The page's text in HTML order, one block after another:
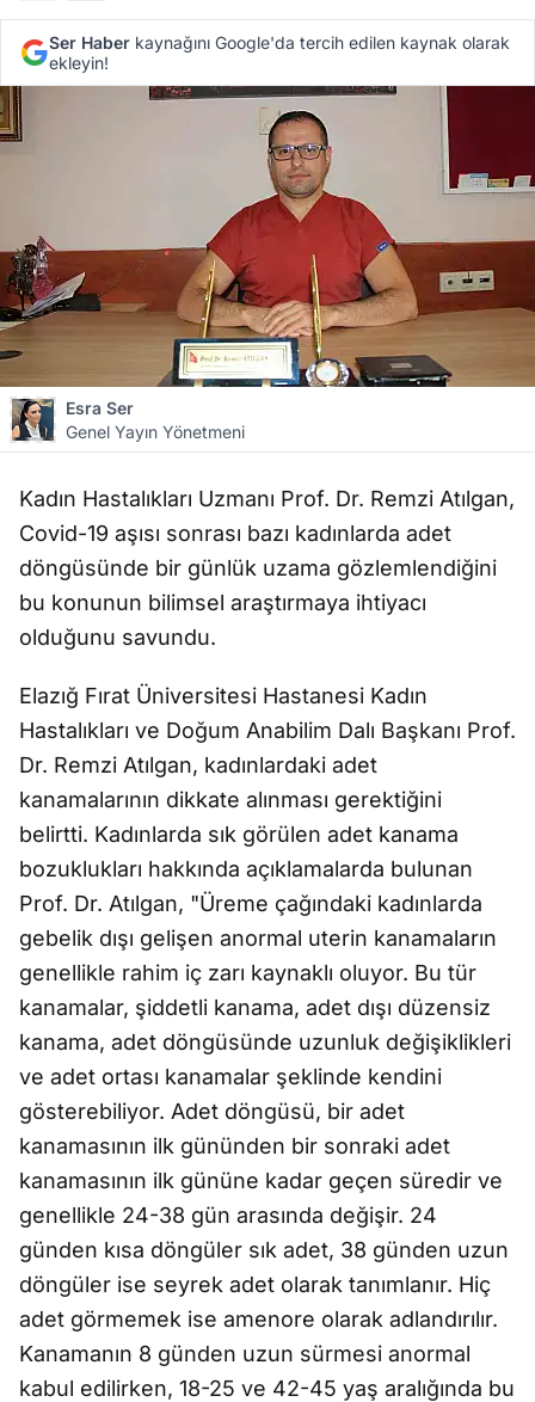
Ser Haber kaynağını Google'da tercih edilen kaynak olarak
ekleyin!
Esra Ser
Genel Yayın Yönetmeni
Kadın Hastalıkları Uzmanı Prof. Dr. Remzi Atılgan,
Covid-19 aşısı sonrası bazı kadınlarda adet
döngüsünde bir günlük uzama gözlemlendiğini
bu konunun bilimsel araştırmaya ihtiyacı
olduğunu savundu.
Elazığ Fırat Üniversitesi Hastanesi Kadın
Hastalıkları ve Doğum Anabilim Dalı Başkanı Prof.
Dr. Remzi Atılgan, kadınlardaki adet
kanamalarının dikkate alınması gerektiğini
belirtti. Kadınlarda sık görülen adet kanama
bozuklukları hakkında açıklamalarda bulunan
Prof. Dr. Atılgan, "Üreme çağındaki kadınlarda
gebelik dışı gelişen anormal uterin kanamaların
genellikle rahim iç zarı kaynaklı oluyor. Bu tür
kanamalar, şiddetli kanama, adet dışı düzensiz
kanama, adet döngüsünde uzunluk değişiklikleri
ve adet ortası kanamalar şeklinde kendini
gösterebiliyor. Adet döngüsü, bir adet
kanamasının ilk gününden bir sonraki adet
kanamasının ilk gününe kadar geçen süredir ve
genellikle 24-38 gün arasında değişir. 24
günden kısa döngüler sık adet, 38 günden uzun
döngüler ise seyrek adet olarak tanımlanır. Hiç
adet görmemek ise amenore olarak adlandırılır.
Kanamanın 8 günden uzun sürmesi anormal
kabul edilirken, 18-25 ve 42-45 yaş aralığında bu